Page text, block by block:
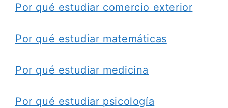
Por qué estudiar comercio exterior
Por qué estudiar matemáticas
Por qué estudiar medicina
Por qué estudiar psicología